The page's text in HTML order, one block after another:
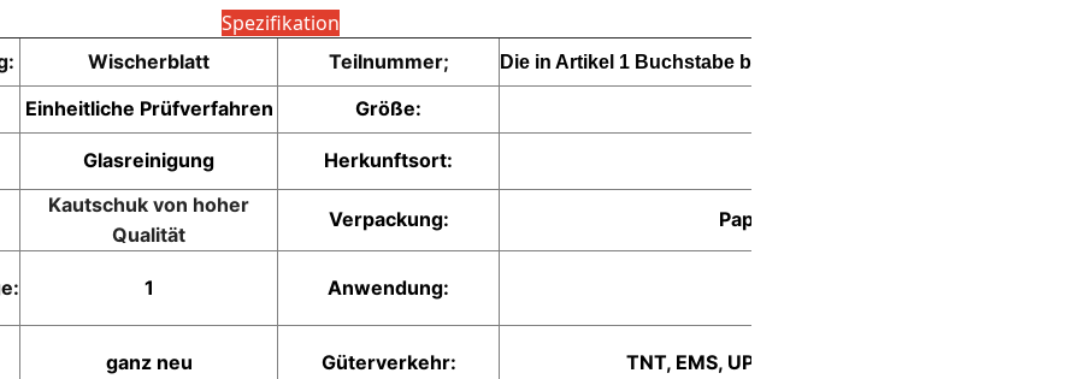
Spezifikation
Wischerblatt Teilnummer; Die in Artikel 1 Buchstabe b genannten Bedingungen gelten
Einheitliche Prüfverfahren Größe:
Glasreinigung Herkunftsort:
Kautschuk von hoher
Qualität
Verpackung: Papierverpackungen/
1 Anwendung:
ganz neu Güterverkehr: TNT, EMS, UPS, FedEx, DHL oder nach Ihren